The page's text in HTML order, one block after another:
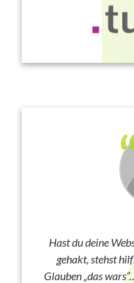
Hast du deine
gehakt, stehst
Glauben „das